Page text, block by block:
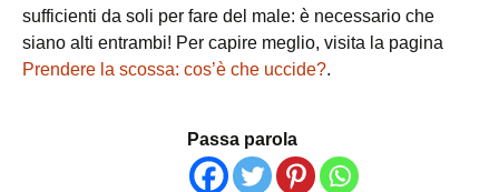
sufficienti da soli per fare del male: è necessario che
siano alti entrambi! Per capire meglio, visita la pagina
Prendere la scossa: cos’è che uccide?.
Passa parola